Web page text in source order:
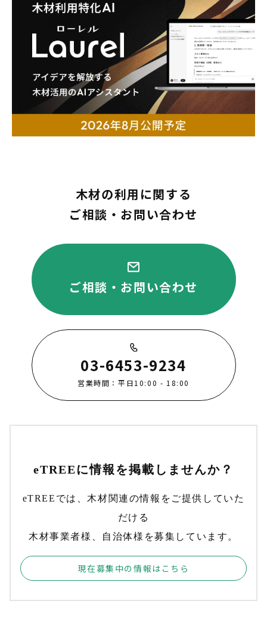
木材の利用に関する
ご相談・お問い合わせ
ご相談・お問い合わせ
03-6453-9234
営業時間：平日10:00 - 18:00
eTREEに情報を掲載しませんか？
eTREEでは、木材関連の情報をご提供していた
だける
木材事業者様、自治体様を募集しています。
現在募集中の情報はこちら